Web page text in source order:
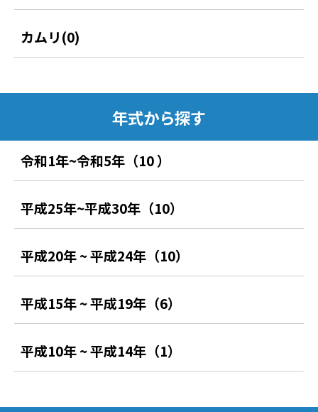
カムリ(0)
年式から探す
令和1年~令和5年（10 ）
平成25年~平成30年（10）
平成20年 ~ 平成24年（10）
平成15年 ~ 平成19年（6）
平成10年 ~ 平成14年（1）